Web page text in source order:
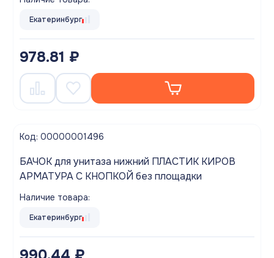
Екатеринбург
978.81 ₽
Код: 00000001496
БАЧОК для унитаза нижний ПЛАСТИК КИРОВ
АРМАТУРА С КНОПКОЙ без площадки
Наличие товара:
Екатеринбург